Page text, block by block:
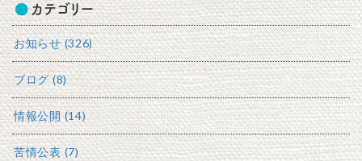
カテゴリー
お知らせ (326)
ブログ (8)
情報公開 (14)
苦情公表 (7)